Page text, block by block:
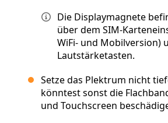
Die Displaymagnete
über dem SIM-
WiFi- und Mobilversion)
Lautstärketasten.
Setze das Plektrum nicht
könntest sonst die
und Touchscreen